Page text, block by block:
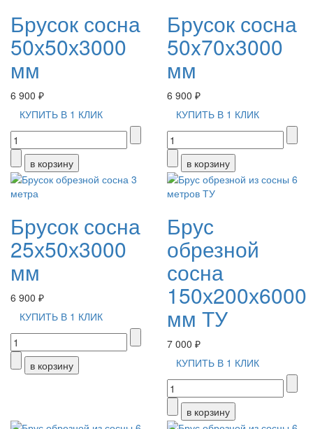
Брусок сосна
50х50х3000
мм
6 900 ₽
КУПИТЬ В 1 КЛИК
Брусок сосна
50x70x3000
мм
6 900 ₽
КУПИТЬ В 1 КЛИК
Брусок сосна
25х50х3000
мм
6 900 ₽
КУПИТЬ В 1 КЛИК
Брус
обрезной
сосна
150х200х6000
мм ТУ
7 000 ₽
КУПИТЬ В 1 КЛИК